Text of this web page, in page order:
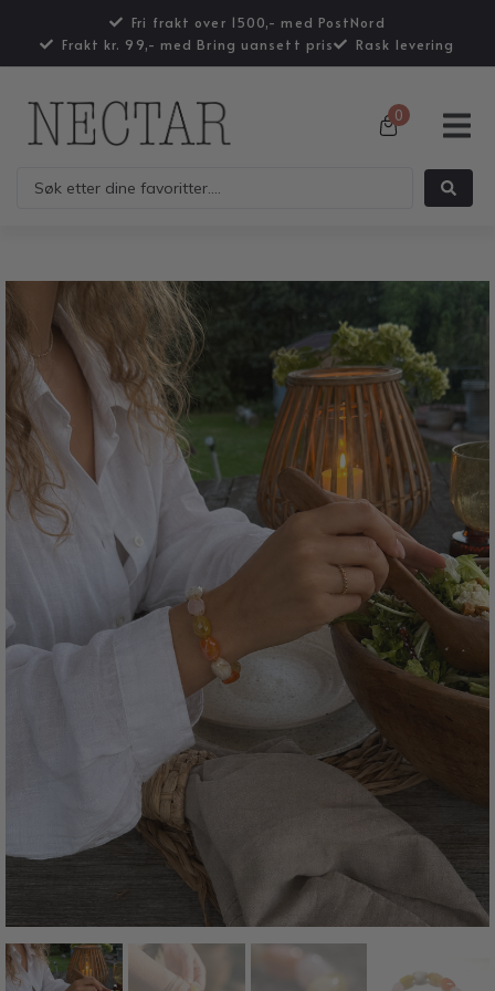
Fri frakt over 1500,- med PostNord
Frakt kr. 99,- med Bring uansett pris
Rask levering
0